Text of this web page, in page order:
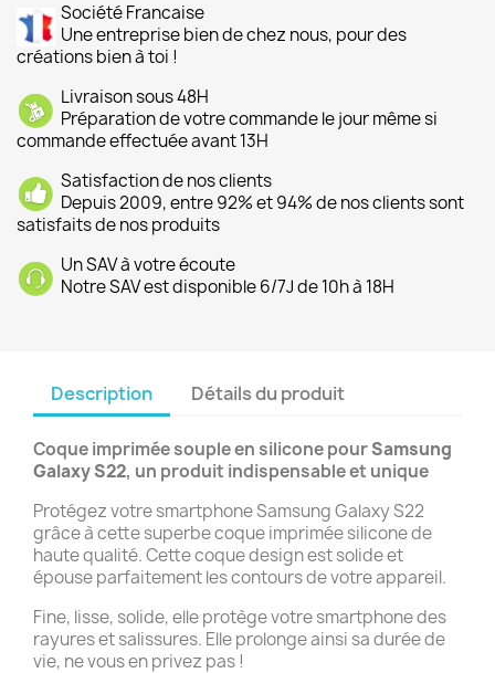
Société Francaise
Une entreprise bien de chez nous, pour des
créations bien à toi !
Livraison sous 48H
Préparation de votre commande le jour même si
commande effectuée avant 13H
Satisfaction de nos clients
Depuis 2009, entre 92% et 94% de nos clients sont
satisfaits de nos produits
Un SAV à votre écoute
Notre SAV est disponible 6/7J de 10h à 18H
Description Détails du produit
Coque imprimée souple en silicone pourSamsung
Galaxy S22, un produit indispensable et unique
Protégez votre smartphone Samsung Galaxy S22
grâce à cette superbe coque imprimée silicone de
haute qualité. Cette coque design est solide et
épouse parfaitement les contours de votre appareil.
Fine, lisse, solide, elle protège votre smartphone des
rayures et salissures. Elle prolonge ainsi sa durée de
vie, ne vous en privez pas !